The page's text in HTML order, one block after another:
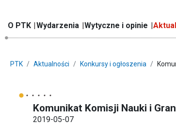
O PTK Wydarzenia Wytyczne i opinie
PTK Aktualności Konkursy i ogłoszenia
Komunikat Komisji Nauki i
2019-05-07